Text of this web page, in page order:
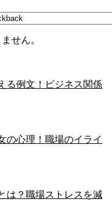
せん。
る例文！ビジネス関係
の心理！職場のイライ
は？職場ストレスを減